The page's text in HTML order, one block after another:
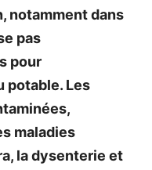
notamment dans
pas
pour
potable. Les
maladies
la dysenterie et